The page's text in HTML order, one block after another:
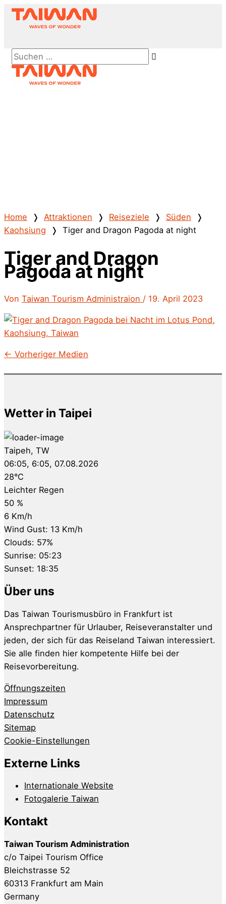
Zum
Inhalt
Above
Header
Suchen …
Home ❭ Attraktionen ❭ Reiseziele ❭ Süden ❭
Kaohsiung ❭ Tiger and Dragon Pagoda at night
Tiger and Dragon
Pagoda at night
Von Taiwan Tourism Administraion / 19. April 2023
← Vorheriger Medien
Wetter in Taipei
Taipeh, TW
06:05, 6:05, 07.08.2026
28°C
Leichter Regen
50 %
6 Km/h
Wind Gust: 13 Km/h
Clouds: 57%
Sunrise: 05:23
Sunset: 18:35
Über uns
Das Taiwan Tourismusbüro in Frankfurt ist
Ansprechpartner für Urlauber, Reiseveranstalter und
jeden, der sich für das Reiseland Taiwan interessiert.
Sie alle finden hier kompetente Hilfe bei der
Reisevorbereitung.
Öffnungszeiten
Impressum
Datenschutz
Sitemap
Cookie-Einstellungen
Externe Links
Internationale Website
Fotogalerie Taiwan
Kontakt
Taiwan Tourism Administration
c/o Taipei Tourism Office
Bleichstrasse 52
60313 Frankfurt am Main
Germany